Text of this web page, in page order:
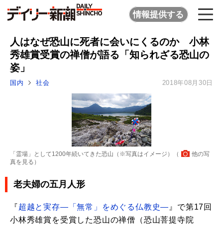
情報提供する
人はなぜ恐山に死者に会いにくるのか 小林
秀雄賞受賞の禅僧が語る「知られざる恐山の
姿」
国内 社会 2018年08月30日
「霊場」として1200年続いてきた恐山（※写真はイメージ）（
他の写
真を見る ）
老夫婦の五月人形
『超越と実存―「無常」をめぐる仏教史― 』で第17回
小林秀雄賞を受賞した恐山の禅僧（恐山菩提寺院